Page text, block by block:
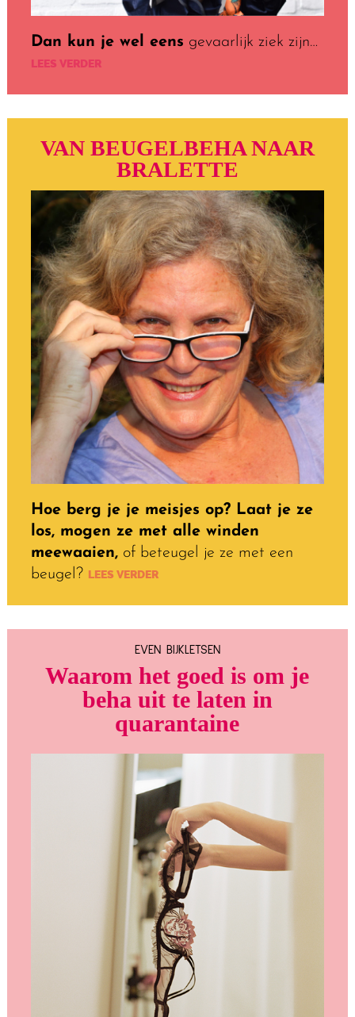
Dan kun je wel eens gevaarlijk ziek zijn…
LEES VERDER
VAN BEUGELBEHA NAAR
BRALETTE
Hoe berg je je meisjes op? Laat je ze
los, mogen ze met alle winden
meewaaien,of beteugel je ze met een
beugel?LEES VERDER
EVEN BIJKLETSEN
Waarom het goed is om je
beha uit te laten in
quarantaine